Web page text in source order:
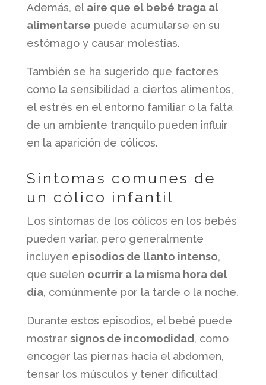
Además, elaire que el bebé traga al
alimentarse puede acumularse en su
estómago y causar molestias.
También se ha sugerido que factores
como la sensibilidad a ciertos alimentos,
el estrés en el entorno familiar o la falta
de un ambiente tranquilo pueden influir
en la aparición de cólicos.
Síntomas comunes de
un cólico infantil
Los síntomas de los cólicos en los bebés
pueden variar, pero generalmente
incluyen episodios de llanto intenso,
que suelen ocurrir a la misma hora del
día, comúnmente por la tarde o la noche.
Durante estos episodios, el bebé puede
mostrar signos de incomodidad, como
encoger las piernas hacia el abdomen,
tensar los músculos y tener dificultad